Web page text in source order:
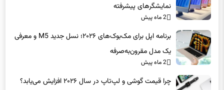
نمایشگرهای پیشرفته
2 ماه پیش
برنامه اپل برای مک‌بوک‌های ۲۰۲۶؛ نسل جدید M5 و معرفی
یک مدل مقرون‌به‌صرفه
2 ماه پیش
چرا قیمت گوشی و لپ‌تاپ در سال ۲۰۲۶ افزایش می‌یابد؟